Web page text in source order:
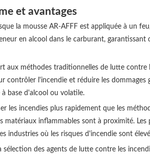
et avantages
la mousse AR-AFFF est appliquée à un
en alcool dans le carburant,
méthodes traditionnelles de lutte contre
contrôler l'incendie et réduire les
base d'alcool ou volatile.
les incendies plus rapidement que les
inflammables sont à proximité.
industries où les risques d'incendie sont
des agents de lutte contre les